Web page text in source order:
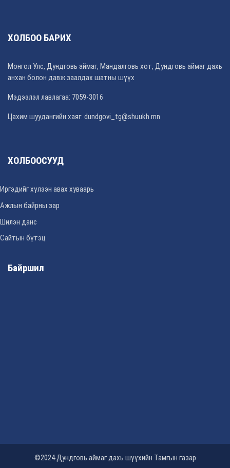
ХОЛБОО БАРИХ
Монгол Улс, Дундговь аймаг, Мандалговь хот, Дундговь аймаг дахь
анхан болон давж заалдах шатны шүүх
Мэдээлэл лавлагаа: 7059-3016
Цахим шуудангийн хаяг: dundgovi_tg@shuukh.mn
ХОЛБООСУУД
Иргэдийг хүлээн авах хуваарь
Ажлын байрны зар
Шилэн данс
Сайтын бүтэц
Байршил
©2024 Дундговь аймаг дахь шүүхийн Тамгын газар